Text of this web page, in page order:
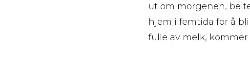
ut om morgenen,
hjem i femtida for å
fulle av melk,